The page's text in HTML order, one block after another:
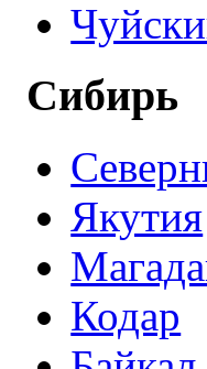
Сибирь
Якутия
Кодар